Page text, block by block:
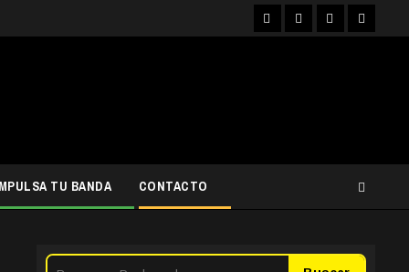
FacebookInstagram
YouTubeTwitter
TU BANDA CONTACTO